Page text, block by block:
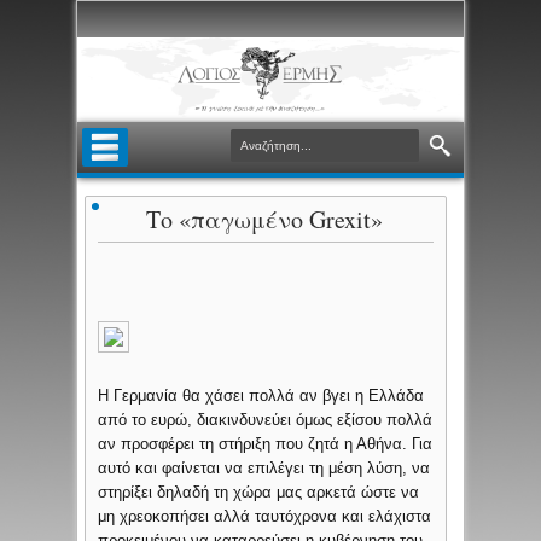
Το «παγωμένο Grexit»
Η Γερμανία θα χάσει πολλά αν βγει η Ελλάδα
από το ευρώ, διακινδυνεύει όμως εξίσου πολλά
αν προσφέρει τη στήριξη που ζητά η Αθήνα. Για
αυτό και φαίνεται να επιλέγει τη μέση λύση, να
στηρίξει δηλαδή τη χώρα μας αρκετά ώστε να
μη χρεοκοπήσει αλλά ταυτόχρονα και ελάχιστα